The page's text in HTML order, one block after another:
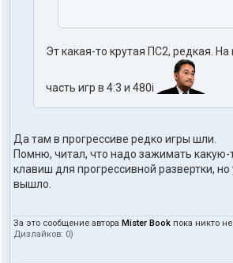
Эт какая-то крутая ПС2, редкая.
часть игр в 4:3 и 480i
Да там в прогрессиве редко игры шли.
Помню, читал, что надо зажимать
клавиш для прогрессивной развертки, но
вышло.
За это сообщение автора Mister Book пока никто
Дизлайков: 0)